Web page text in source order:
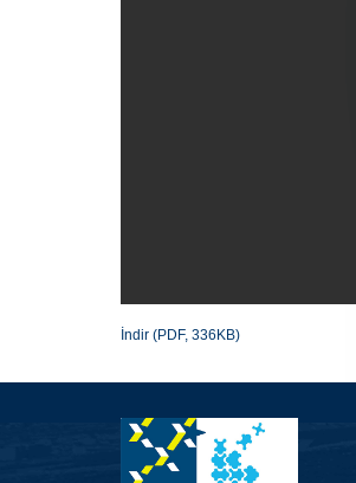
İndir (PDF, 336KB)